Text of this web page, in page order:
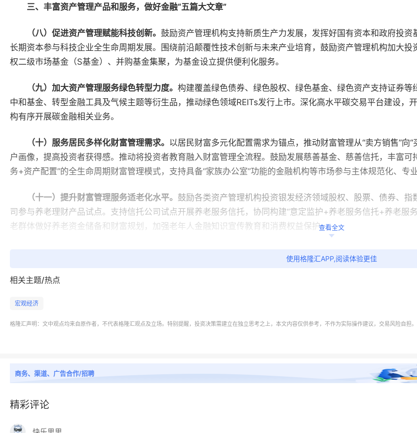
三、丰富资产管理产品和服务，做好金融“五篇大文章”
（八）促进资产管理赋能科技创新。 鼓励资产管理机构支持新质生产力发展，发挥好国有资本和政府投
长期资本参与科技企业全生命周期发展。围绕前沿颠覆性技术创新与未来产业培育，鼓励资产管理机构加大
权二级市场基金（S基金）、并购基金集聚，为基金设立提供便利化服务。
（九）加大资产管理服务绿色转型力度。 构建覆盖绿色债券、绿色股权、绿色基金、绿色资产支持证券
中和基金、转型金融工具及气候主题等衍生品，推动绿色领域REITs发行上市。深化高水平碳交易平台建设
构有序开展碳金融相关业务。
（十）服务居民多样化财富管理需求。 以居民财富多元化配置需求为锚点，推动财富管理从“卖方销售”
户画像，提高投资者获得感。推动将投资者教育融入财富管理全流程。鼓励发展慈善基金、慈善信托，丰富
务+资产配置”的全生命周期财富管理模式，支持具备“家族办公室”功能的金融机构等市场参与主体规范化、专业
（十一）提升财富管理服务适老化水平。 鼓励各类资产管理机构投资银发经济领域股权、股票、债券、
司参与养老理财产品试点。支持信托公司试点开展养老服务信托，协同构建“意定监护+养老服务信托+养老服
老群体做好养老资金储备和财富规划，加强老年人金融知识宣传教育和消费权益保护。
用。支持新型资产管理服务平台发展，打造资产管理智能化底座，推动资产管理业务向风险驱动、数据驱动高
四、推进资产管理高水平开放，提升全球资源配置能力
合伙人（QFLP）试点，完善主体设立“一口受理”，提升跨境投资便利化水平。支持符合条件的资产管理机构
查看全文
使用格隆汇APP,阅读体验更佳
相关主题/热点
宏观经济
格隆汇声明：文中观点均来自原作者，不代表格隆汇观点及立场。特别提醒，投资决策需建立在独立思考之上，本文内容仅供参考，不作为实际操作建议，交易风险自担。
商务、渠道、广告合作/招聘
精彩评论